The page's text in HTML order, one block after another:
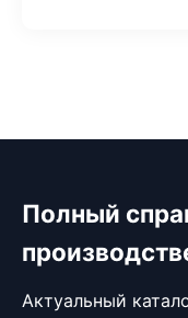
Полный
Актуальный